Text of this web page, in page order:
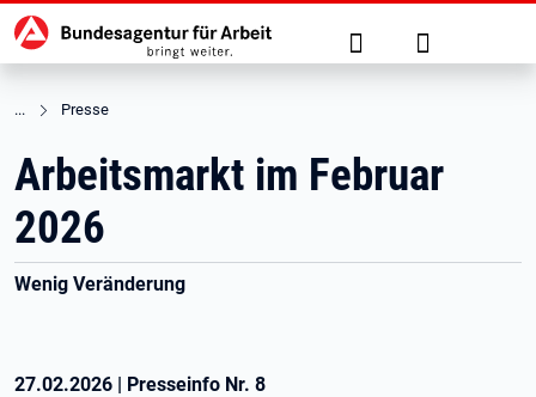
zu den Hauptinhalten springen
Hauptnavigation Suche Anmelden
Presse
Arbeitsmarkt im Februar
2026
Wenig Veränderung
27.02.2026 | Presseinfo Nr. 8